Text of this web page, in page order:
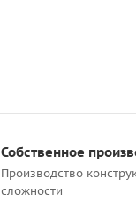
Собственное
Производство
сложности